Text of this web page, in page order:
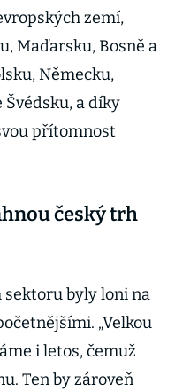
zemí,
Maďarsku, Bosně a
Německu,
Švédsku, a díky
přítomnost
český trh
sektoru byly loni na
„Velkou
i letos, čemuž
Ten by zároveň